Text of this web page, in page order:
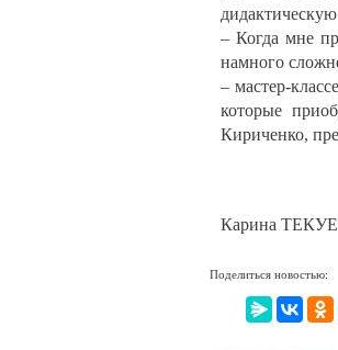
– Когда мне
намного
– мастер-
которые
Кириченко,
Карина
Поделиться новостью: